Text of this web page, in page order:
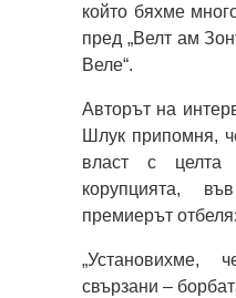
който бяхме
пред „Велт ам
Веле“.
Авторът на
Шлук припомня,
власт с
корупцията,
премиерът
свързани –